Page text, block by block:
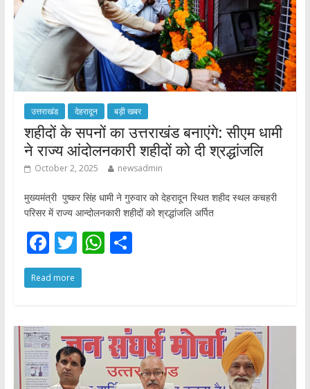
उत्तराखंड देहरादून बड़ी खबर
शहीदों के सपनों का उत्तराखंड बनाएंगे: सीएम धामी
ने राज्य आंदोलनकारी शहीदों को दी श्रद्धांजलि
October 2, 2025 newsadmin
मुख्यमंत्री पुष्कर सिंह धामी ने गुरुवार को देहरादून स्थित शहीद स्थल कचहरी
परिसर में राज्य आन्दोलनकारी शहीदों को श्रद्धांजलि अर्पित
F
ac
e
o
o
k
T
w
itt
W
A
p
p
S
Read more